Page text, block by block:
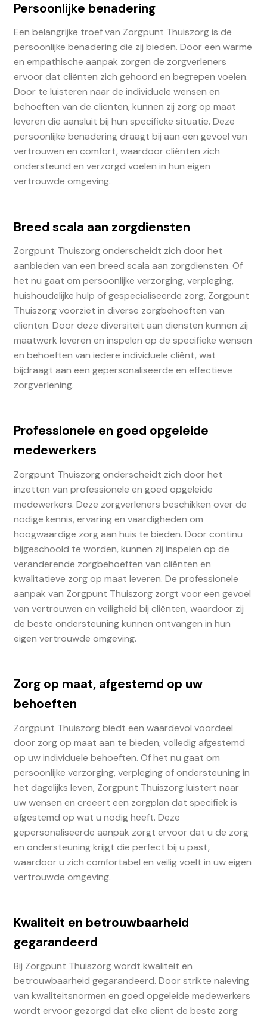
Persoonlijke benadering
Een belangrijke troef van Zorgpunt Thuiszorg is de
persoonlijke benadering die zij bieden. Door een warme
en empathische aanpak zorgen de zorgverleners
ervoor dat cliënten zich gehoord en begrepen voelen.
Door te luisteren naar de individuele wensen en
behoeften van de cliënten, kunnen zij zorg op maat
leveren die aansluit bij hun specifieke situatie. Deze
persoonlijke benadering draagt bij aan een gevoel van
vertrouwen en comfort, waardoor cliënten zich
ondersteund en verzorgd voelen in hun eigen
vertrouwde omgeving.
Breed scala aan zorgdiensten
Zorgpunt Thuiszorg onderscheidt zich door het
aanbieden van een breed scala aan zorgdiensten. Of
het nu gaat om persoonlijke verzorging, verpleging,
huishoudelijke hulp of gespecialiseerde zorg, Zorgpunt
Thuiszorg voorziet in diverse zorgbehoeften van
cliënten. Door deze diversiteit aan diensten kunnen zij
maatwerk leveren en inspelen op de specifieke wensen
en behoeften van iedere individuele cliënt, wat
bijdraagt aan een gepersonaliseerde en effectieve
zorgverlening.
Professionele en goed opgeleide
medewerkers
Zorgpunt Thuiszorg onderscheidt zich door het
inzetten van professionele en goed opgeleide
medewerkers. Deze zorgverleners beschikken over de
nodige kennis, ervaring en vaardigheden om
hoogwaardige zorg aan huis te bieden. Door continu
bijgeschoold te worden, kunnen zij inspelen op de
veranderende zorgbehoeften van cliënten en
kwalitatieve zorg op maat leveren. De professionele
aanpak van Zorgpunt Thuiszorg zorgt voor een gevoel
van vertrouwen en veiligheid bij cliënten, waardoor zij
de beste ondersteuning kunnen ontvangen in hun
eigen vertrouwde omgeving.
Zorg op maat, afgestemd op uw
behoeften
Zorgpunt Thuiszorg biedt een waardevol voordeel
door zorg op maat aan te bieden, volledig afgestemd
op uw individuele behoeften. Of het nu gaat om
persoonlijke verzorging, verpleging of ondersteuning in
het dagelijks leven, Zorgpunt Thuiszorg luistert naar
uw wensen en creëert een zorgplan dat specifiek is
afgestemd op wat u nodig heeft. Deze
gepersonaliseerde aanpak zorgt ervoor dat u de zorg
en ondersteuning krijgt die perfect bij u past,
waardoor u zich comfortabel en veilig voelt in uw eigen
vertrouwde omgeving.
Kwaliteit en betrouwbaarheid
gegarandeerd
Bij Zorgpunt Thuiszorg wordt kwaliteit en
betrouwbaarheid gegarandeerd. Door strikte naleving
van kwaliteitsnormen en goed opgeleide medewerkers
wordt ervoor gezorgd dat elke cliënt de beste zorg